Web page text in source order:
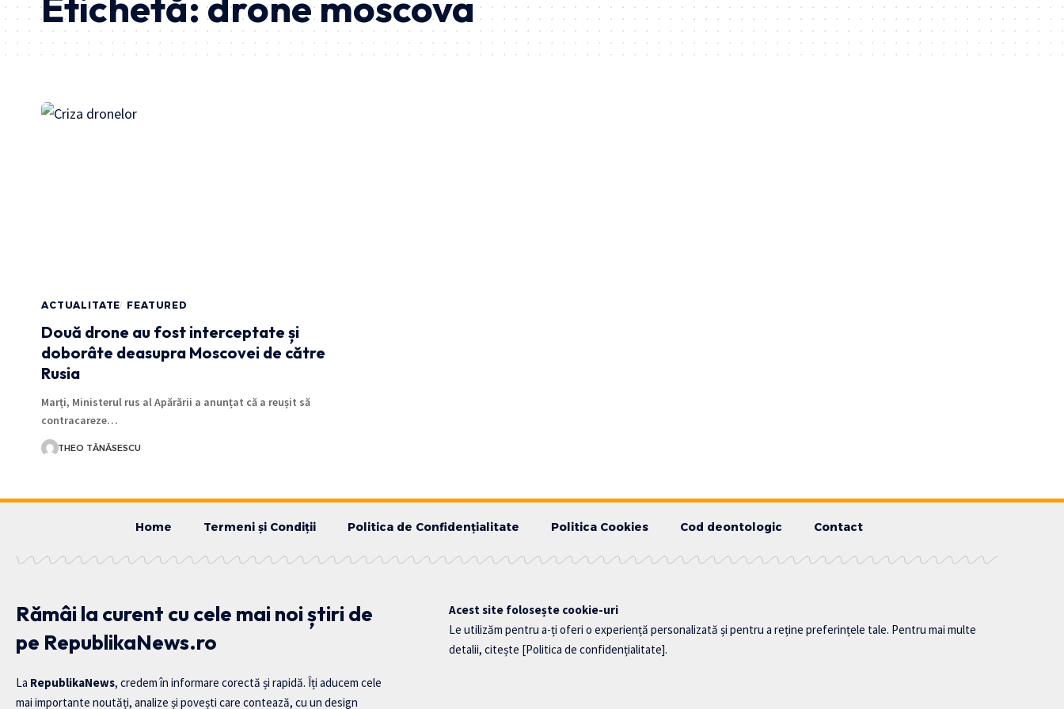
ACTUALITATE FEATURED
Două drone au fost interceptate și
doborâte deasupra Moscovei de către
Rusia
Marți, Ministerul rus al Apărării a anunțat că a reușit să
contracareze…
THEO TĂNĂSESCU
Home Termeni și Condiții Politica de Confidențialitate Politica Cookies Cod deontologic Contact
Rămâi la curent cu cele mai noi știri de
pe RepublikaNews.ro
La RepublikaNews, credem în informare corectă și rapidă. Îți aducem cele
mai importante noutăți, analize și povești care contează, cu un design
Acest site folosește cookie-uri
Le utilizăm pentru a-ți oferi o experiență personalizată și pentru a reține preferințele tale. Pentru mai multe
detalii, citește [Politica de confidențialitate].